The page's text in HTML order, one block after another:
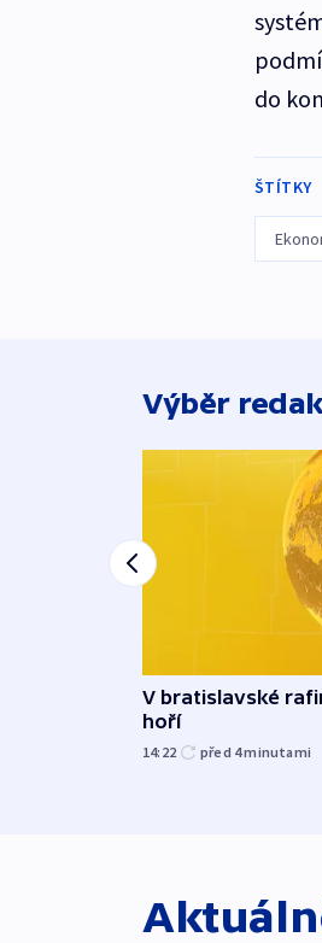
do
ŠTÍTKY
Výběr
V bratislavské
hoří
14:22 před 4minutami